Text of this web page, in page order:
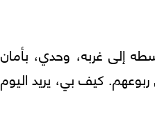
إلى غربه، وحدي، بأمان
كيف بي، يريد اليوم